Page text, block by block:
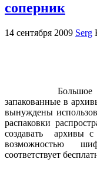
соперник
14 сентября 2009 Serg
Большое
запакованные в
вынуждены
распаковки
создавать архивы
возможностью
соответствует